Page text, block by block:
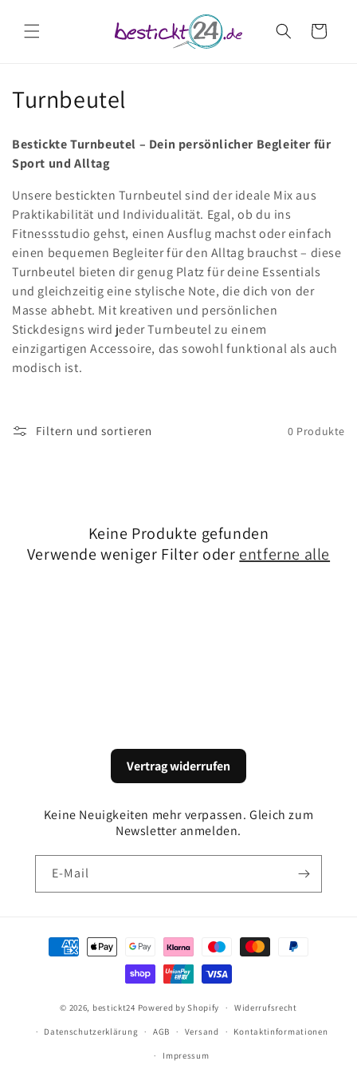
Inhalt
Warenkorb
K
t
e
g
o
r
i
e
:
Turnbeutel
Bestickte Turnbeutel – Dein persönlicher Begleiter für
Sport und Alltag
Unsere bestickten Turnbeutel sind der ideale Mix aus
Praktikabilität und Individualität. Egal, ob du ins
Fitnessstudio gehst, einen Ausflug machst oder einfach
einen bequemen Begleiter für den Alltag brauchst – diese
Turnbeutel bieten dir genug Platz für deine Essentials
und gleichzeitig eine stylische Note, die dich von der
Masse abhebt. Mit kreativen und persönlichen
Stickdesigns wird jeder Turnbeutel zu einem
einzigartigen Accessoire, das sowohl funktional als auch
modisch ist.
Filtern und sortieren 0 Produkte
Keine Produkte gefunden
Verwende weniger Filter oder entferne alle
Vertrag widerrufen
Keine Neuigkeiten mehr verpassen. Gleich zum
Newsletter anmelden.
E-Mail
Zahlungsmethoden
© 2026, bestickt24 Powered by Shopify Widerrufsrecht
Datenschutzerklärung AGB Versand Kontaktinformationen
Impressum